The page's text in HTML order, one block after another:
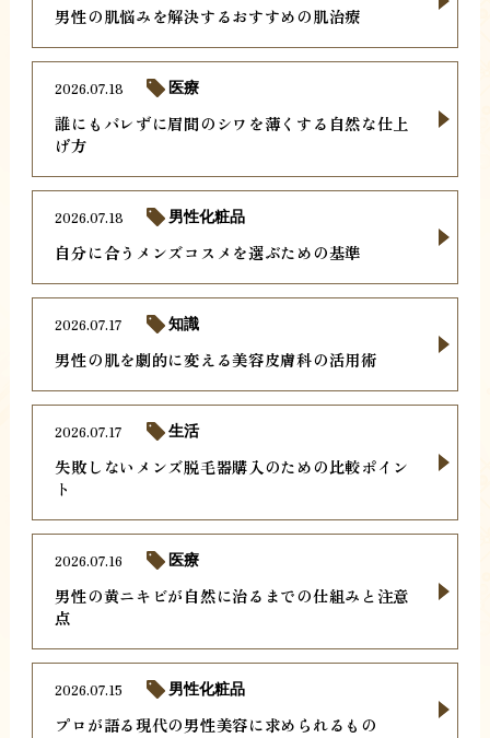
男性の肌悩みを解決するおすすめの肌治療
誰にもバレずに眉間のシワを薄くする自然な仕上
げ方
2026.07.18 医療
自分に合うメンズコスメを選ぶための基準
2026.07.18 男性化粧品
男性の肌を劇的に変える美容皮膚科の活用術
2026.07.17 知識
失敗しないメンズ脱毛器購入のための比較ポイン
ト
2026.07.17 生活
男性の黄ニキビが自然に治るまでの仕組みと注意
点
2026.07.16 医療
プロが語る現代の男性美容に求められるもの
2026.07.15 男性化粧品